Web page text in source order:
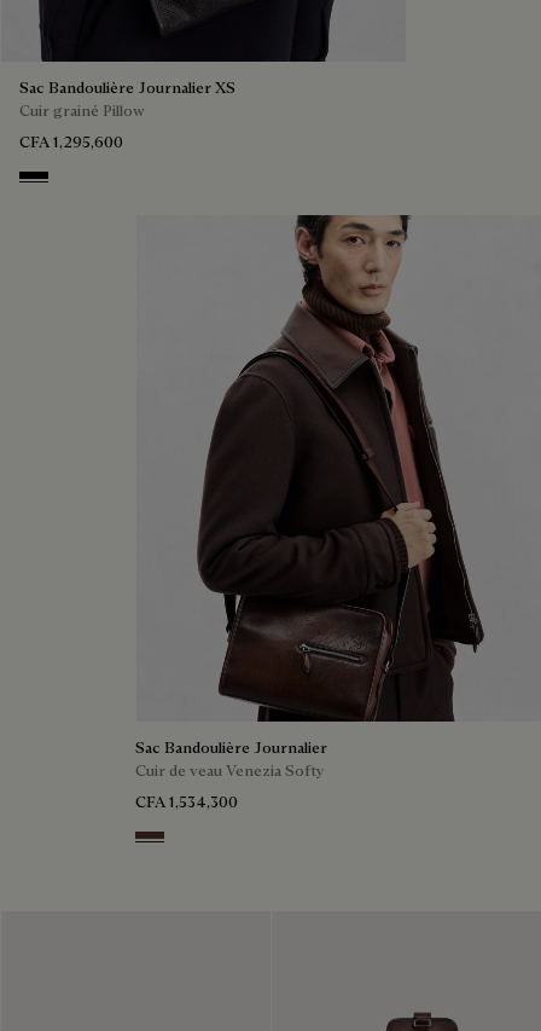
Sac Bandoulière Journalier XS
Cuir grainé Pillow
CFA 1,295,600
Deep Black
Sac Bandoulière Journalier
Cuir de veau Venezia Softy
CFA 1,534,300
Soft Brown